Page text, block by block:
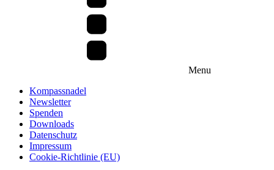
Menu
Kompassnadel
Newsletter
Spenden
Downloads
Datenschutz
Impressum
Cookie-Richtlinie (EU)